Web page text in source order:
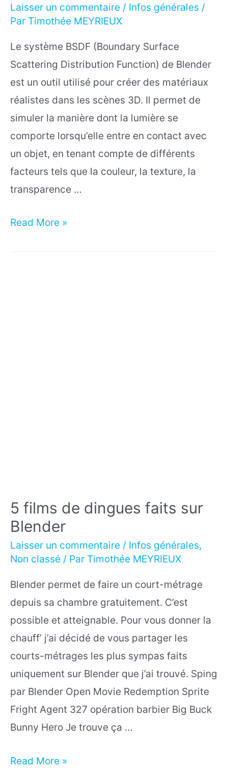
Laisser un commentaire / Infos générales /
Par Timothée MEYRIEUX
Le système BSDF (Boundary Surface
Scattering Distribution Function) de Blender
est un outil utilisé pour créer des matériaux
réalistes dans les scènes 3D. Il permet de
simuler la manière dont la lumière se
comporte lorsqu’elle entre en contact avec
un objet, en tenant compte de différents
facteurs tels que la couleur, la texture, la
transparence …
Comment
Read More »
5 films de dingues faits sur
Blender
Laisser un commentaire / Infos générales,
Non classé / Par Timothée MEYRIEUX
Blender permet de faire un court-métrage
depuis sa chambre gratuitement. C’est
possible et atteignable. Pour vous donner la
chauff’ j’ai décidé de vous partager les
courts-métrages les plus sympas faits
uniquement sur Blender que j’ai trouvé. Sping
par Blender Open Movie Redemption Sprite
Fright Agent 327 opération barbier Big Buck
Bunny Hero Je trouve ça …
5
Read More »